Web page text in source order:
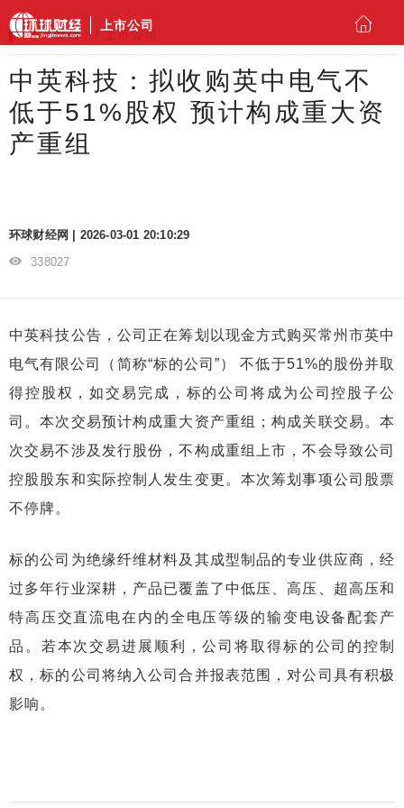
上市公司
环球财经 上市公司
中英科技：拟收购英中电气不
低于51%股权 预计构成重大资
产重组
环球财经网 | 2026-03-01 20:10:29
338027
中英科技公告，公司正在筹划以现金方式购买常州市英中
电气有限公司（简称“标的公司”） 不低于51%的股份并取
得控股权，如交易完成，标的公司将成为公司控股子公
司。本次交易预计构成重大资产重组；构成关联交易。本
次交易不涉及发行股份，不构成重组上市，不会导致公司
控股股东和实际控制人发生变更。本次筹划事项公司股票
不停牌。
标的公司为绝缘纤维材料及其成型制品的专业供应商，经
过多年行业深耕，产品已覆盖了中低压、高压、超高压和
特高压交直流电在内的全电压等级的输变电设备配套产
品。若本次交易进展顺利，公司将取得标的公司的控制
权，标的公司将纳入公司合并报表范围，对公司具有积极
影响。